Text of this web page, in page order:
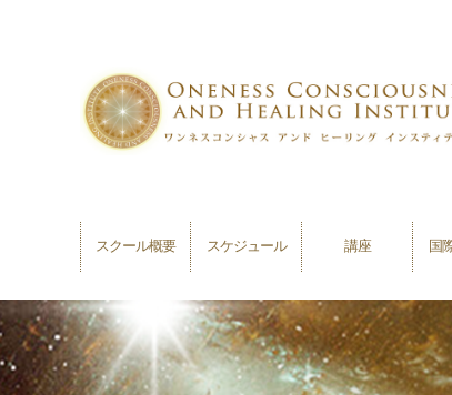
スクール概要 スケジュール 講座 国